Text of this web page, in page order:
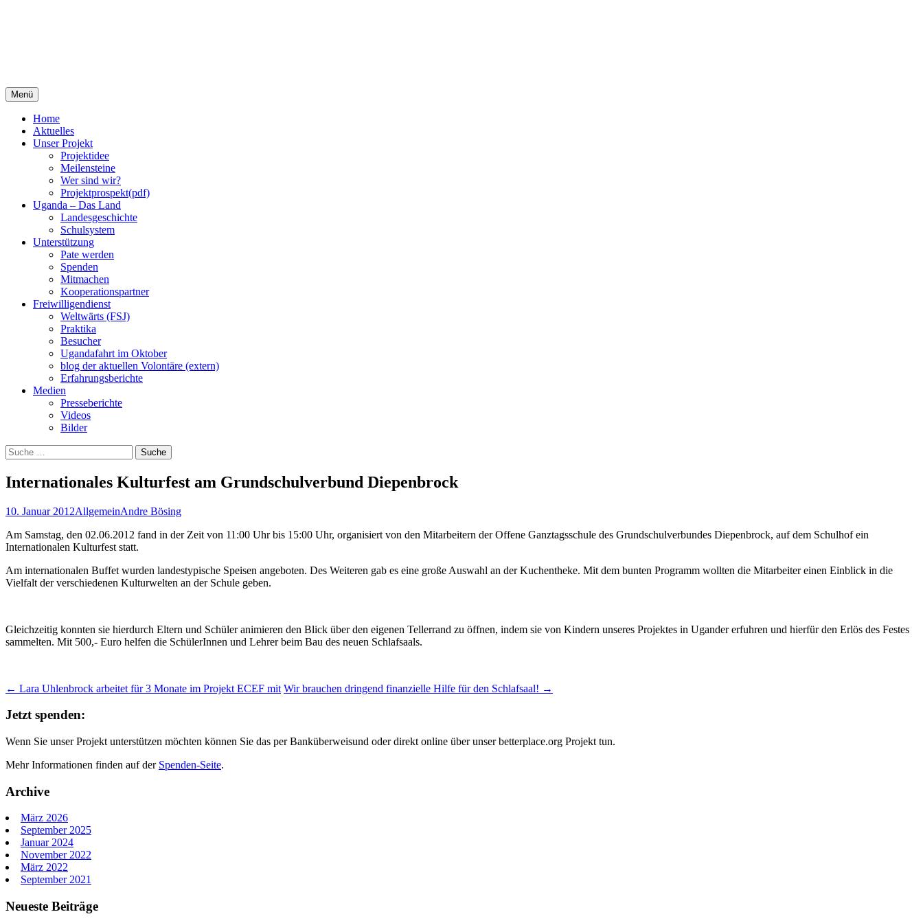
Menü Springe
zum
Inhalt
Home
Aktuelles
Unser Projekt
Projektidee
Meilensteine
Wer sind wir?
Projektprospekt(pdf)
Uganda – Das Land
Landesgeschichte
Schulsystem
Unterstützung
Pate werden
Spenden
Mitmachen
Kooperationspartner
Freiwilligendienst
Weltwärts (FSJ)
Praktika
Besucher
Ugandafahrt im Oktober
blog der aktuellen Volontäre (extern)
Erfahrungsberichte
Medien
Presseberichte
Videos
Bilder
Suche
nach:
Internationales Kulturfest am Grundschulverbund Diepenbrock
10. Januar 2012AllgemeinAndre Bösing
Am Samstag, den 02.06.2012 fand in der Zeit von 11:00 Uhr bis 15:00 Uhr, organisiert von den Mitarbeitern der Offene Ganztagsschule des Grundschulverbundes Diepenbrock, auf dem Schulhof ein
Internationalen Kulturfest statt.
Am internationalen Buffet wurden landestypische Speisen angeboten. Des Weiteren gab es eine große Auswahl an der Kuchentheke. Mit dem bunten Programm wollten die Mitarbeiter einen Einblick in die
Vielfalt der verschiedenen Kulturwelten an der Schule geben.
Gleichzeitig konnten sie hierdurch Eltern und Schüler animieren den Blick über den eigenen Tellerrand zu öffnen, indem sie von Kindern unseres Projektes in Ugander erfuhren und hierfür den Erlös des Festes
sammelten. Mit 500,- Euro helfen die SchülerInnen und Lehrer beim Bau des neuen Schlafsaals.
Beitrags-
Navigation
← Lara Uhlenbrock arbeitet für 3 Monate im Projekt ECEF mit Wir brauchen dringend finanzielle Hilfe für den Schlafsaal! →
Jetzt spenden:
Wenn Sie unser Projekt unterstützen möchten können Sie das per Banküberweisund oder direkt online über unser betterplace.org Projekt tun.
Mehr Informationen finden auf der Spenden-Seite.
Archive
März 2026
September 2025
Januar 2024
November 2022
März 2022
September 2021
Neueste Beiträge